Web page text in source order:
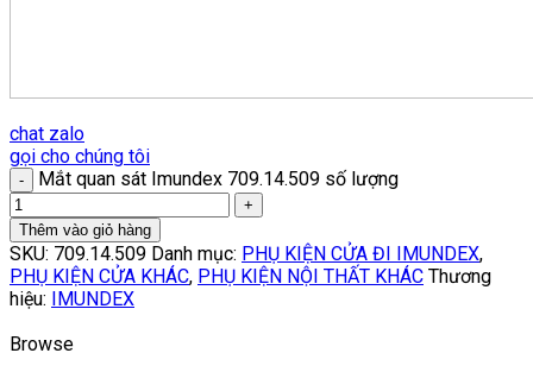
chat zalo
gọi cho chúng tôi
Mắt quan sát Imundex 709.14.509 số lượng
Thêm vào giỏ hàng
SKU: 709.14.509 Danh mục: PHỤ KIỆN CỬA ĐI IMUNDEX,
PHỤ KIỆN CỬA KHÁC, PHỤ KIỆN NỘI THẤT KHÁC Thương
hiệu: IMUNDEX
Browse